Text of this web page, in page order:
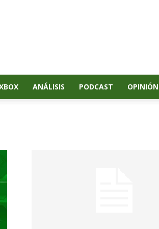
ANÁLISIS PODCAST OPINIÓN